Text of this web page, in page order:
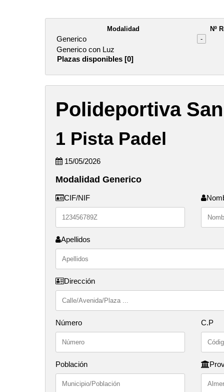
Modalidad Nº
Generico -
Generico con Luz
Plazas disponibles [0]
Polideportiva
1 Pista Padel
15/05/2026
Modalidad Generico
CIF/NIF
Apellidos
Dirección
Número C.P
Población